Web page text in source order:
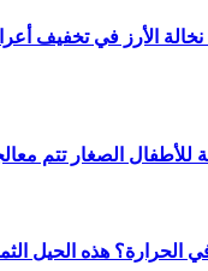
الأرز في تخفيف
الحرارة؟ هذه الحيل